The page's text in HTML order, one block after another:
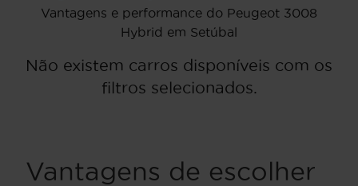
Vantagens e performance do Peugeot 3008
Hybrid em Setúbal
Não existem carros disponíveis com os
filtros selecionados.
Vantagens de escolher